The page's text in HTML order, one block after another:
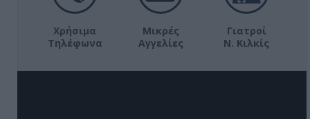
Χρήσιμα
Τηλέφωνα
Μικρές
Αγγελίες
Γιατροί
Ν. Κιλκίς